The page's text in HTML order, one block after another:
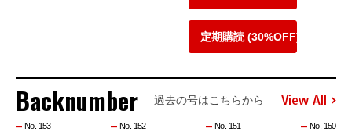
定期購読 (30%OFF)
Backnumber 過去の号はこちらから View All
No. 153 No. 152 No. 151 No. 150